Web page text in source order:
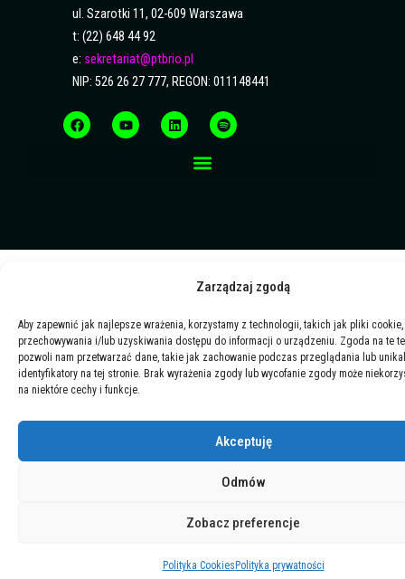
Zarządzaj zgodą
Aby zapewnić jak najlepsze wrażenia, korzystamy z technologii, takich jak pliki
przechowywania i/lub uzyskiwania dostępu do informacji o urządzeniu. Zgoda na te
pozwoli nam przetwarzać dane, takie jak zachowanie podczas przeglądania lub
identyfikatory na tej stronie. Brak wyrażenia zgody lub wycofanie zgody może
na niektóre cechy i funkcje.
Akceptuję
Odmów
Zobacz preferencje
Polityka Cookies Polityka prywatności
ul. Szarotki 11, 02-609 Warszawa
t: (22) 648 44 92
e: sekretariat@ptbrio.pl
NIP: 526 26 27 777, REGON: 011148441
a
c
e
o
u
t
i
n
k
p
o
t